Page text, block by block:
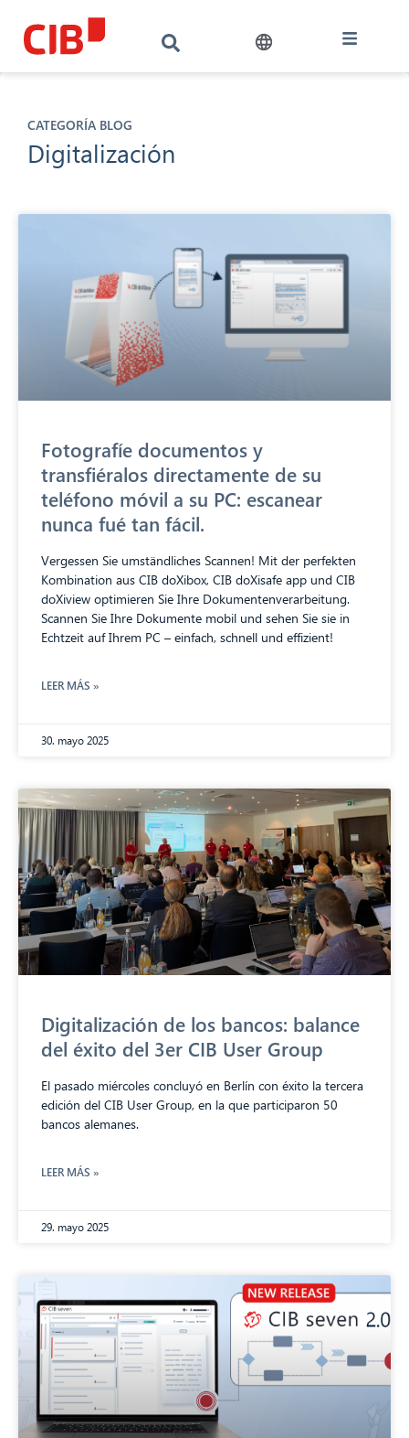
CATEGORÍA BLOG
Digitalización
Fotografíe documentos y
transfiéralos directamente de su
teléfono móvil a su PC: escanear
nunca fué tan fácil.
Vergessen Sie umständliches Scannen! Mit der perfekten
Kombination aus CIB doXibox, CIB doXisafe app und CIB
doXiview optimieren Sie Ihre Dokumentenverarbeitung.
Scannen Sie Ihre Dokumente mobil und sehen Sie sie in
Echtzeit auf Ihrem PC – einfach, schnell und effizient!
LEER MÁS »
30. mayo 2025
Digitalización de los bancos: balance
del éxito del 3er CIB User Group
El pasado miércoles concluyó en Berlín con éxito la tercera
edición del CIB User Group, en la que participaron 50
bancos alemanes.
LEER MÁS »
29. mayo 2025